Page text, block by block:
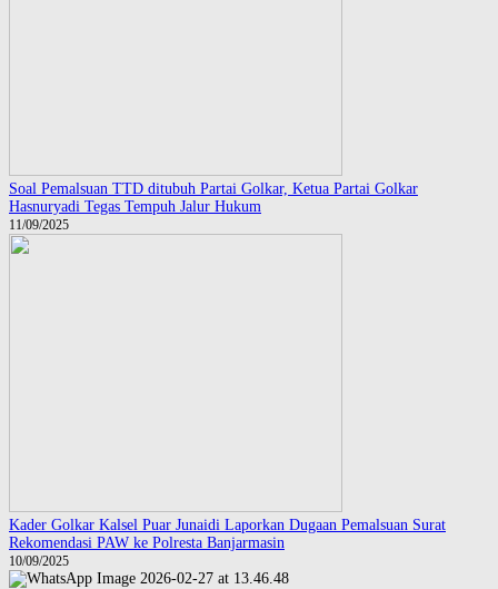
Soal Pemalsuan TTD ditubuh Partai Golkar, Ketua Partai Golkar
Hasnuryadi Tegas Tempuh Jalur Hukum
11/09/2025
Kader Golkar Kalsel Puar Junaidi Laporkan Dugaan Pemalsuan Surat
Rekomendasi PAW ke Polresta Banjarmasin
10/09/2025